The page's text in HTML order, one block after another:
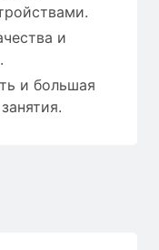
и
и большая